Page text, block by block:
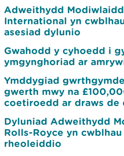
Adweithydd
International yn
asesiad dylunio
Gwahodd y cyhoedd i
ymgynghoriad ar
Ymddygiad
gwerth mwy na
coetiroedd ar draws de
Dyluniad Adweithydd
Rolls-Royce yn
rheoleiddio